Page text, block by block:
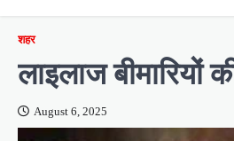
शहर
लाइलाज बीमारियों
August 6, 2025